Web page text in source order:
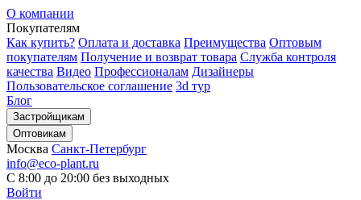
О компании
Покупателям
Как купить? Оплата и доставка Преимущества Оптовым
покупателям Получение и возврат товара Служба контроля
качества Видео Профессионалам Дизайнеры
Пользовательское соглашение 3d тур
Блог
Застройщикам
Оптовикам
Москва Санкт-Петербург
info@eco-plant.ru
С 8:00 до 20:00 без выходных
Войти